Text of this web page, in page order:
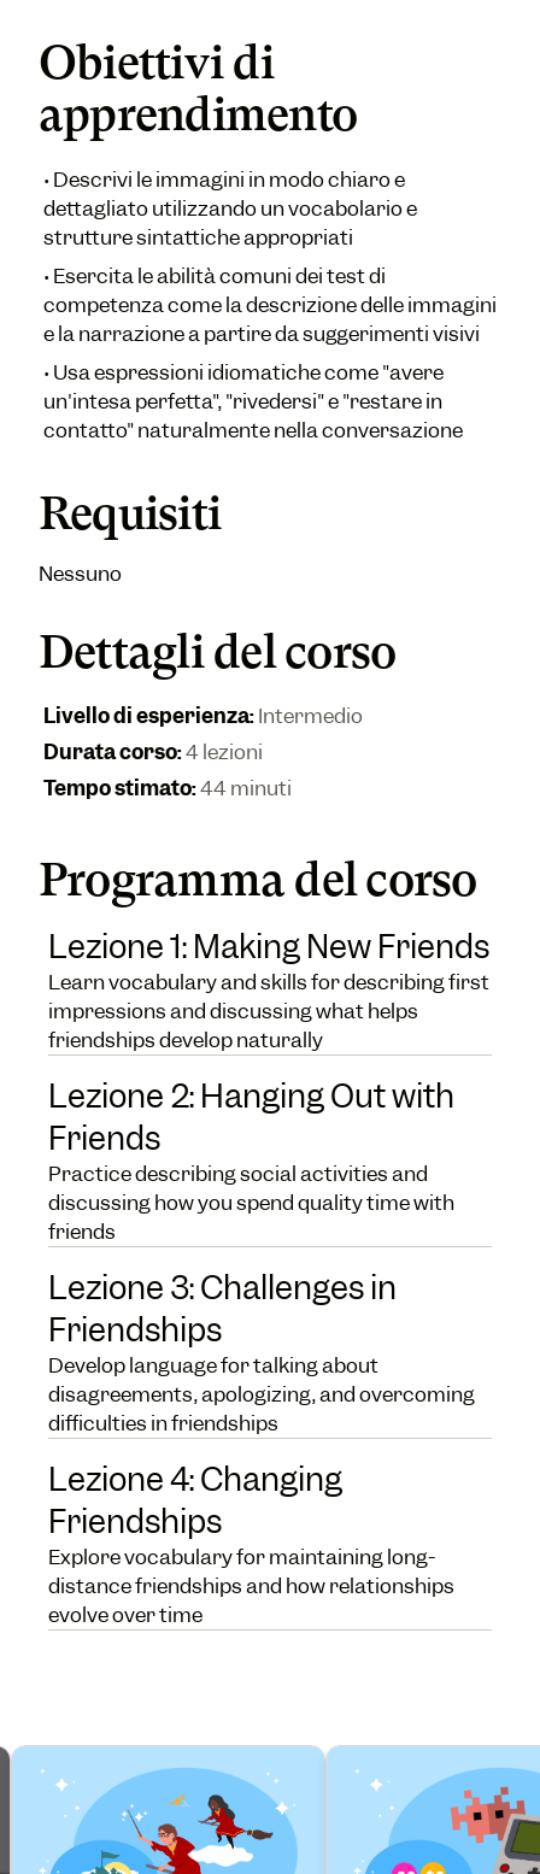
Obiettivi di
apprendimento
• Descrivi le immagini in modo chiaro e
dettagliato utilizzando un vocabolario e
strutture sintattiche appropriati
• Esercita le abilità comuni dei test di
competenza come la descrizione delle immagini
e la narrazione a partire da suggerimenti visivi
• Usa espressioni idiomatiche come "avere
un'intesa perfetta", "rivedersi" e "restare in
contatto" naturalmente nella conversazione
Requisiti
Nessuno
Dettagli del corso
Livello di esperienza:Intermedio
Durata corso:4 lezioni
Tempo stimato:44 minuti
Programma del corso
Lezione 1: Making New Friends
Learn vocabulary and skills for describing first
impressions and discussing what helps
friendships develop naturally
Lezione 2: Hanging Out with
Friends
Practice describing social activities and
discussing how you spend quality time with
friends
Lezione 3: Challenges in
Friendships
Develop language for talking about
disagreements, apologizing, and overcoming
difficulties in friendships
Lezione 4: Changing
Friendships
Explore vocabulary for maintaining long-
distance friendships and how relationships
evolve over time